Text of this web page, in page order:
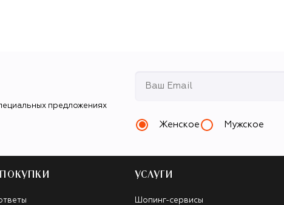
предложениях
Женское Мужское
УСЛУГИ
Шопинг-сервисы